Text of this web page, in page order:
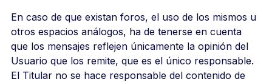
En caso de que existan foros, el uso de los mismos u
otros espacios análogos, ha de tenerse en cuenta
que los mensajes reflejen únicamente la opinión del
Usuario que los remite, que es el único responsable.
El Titular no se hace responsable del contenido de